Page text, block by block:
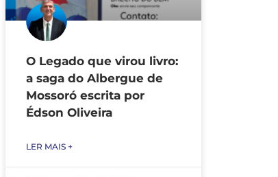
O Legado que virou livro:
a saga do Albergue de
Mossoró escrita por
Édson Oliveira
LER MAIS +